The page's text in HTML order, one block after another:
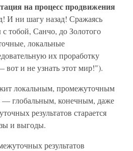
на процесс продвижения
И ни шагу назад! Сражаясь
тобой, Санчо, до Золотого
локальные
их проработку
и не узнать этот мир!").
локальным, промежуточным
— глобальным, конечным, даже
результатов старается
и выгоды.
результатов